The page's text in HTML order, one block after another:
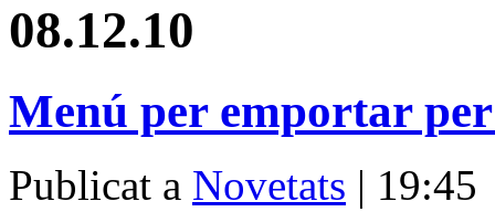
08.12.10
Menú per emportar
Publicat a Novetats | 19:45